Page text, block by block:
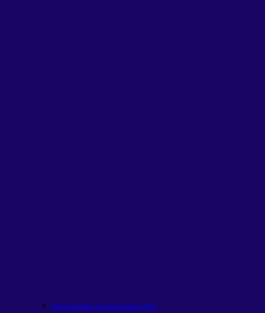
Ebook Da Meta Ao Investimento 2026